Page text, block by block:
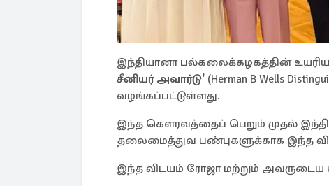
இந்தியானா பல்கலைக்கழகத்தின் உயரிய
சீனியர் அவார்டு' (Herman B Wells
வழங்கப்பட்டுள்ளது.
இந்த கௌரவத்தைப் பெறும் முதல்
தலைமைத்துவ பண்புகளுக்காக இந்த
இந்த விடயம் ரோஜா மற்றும் அவருடைய